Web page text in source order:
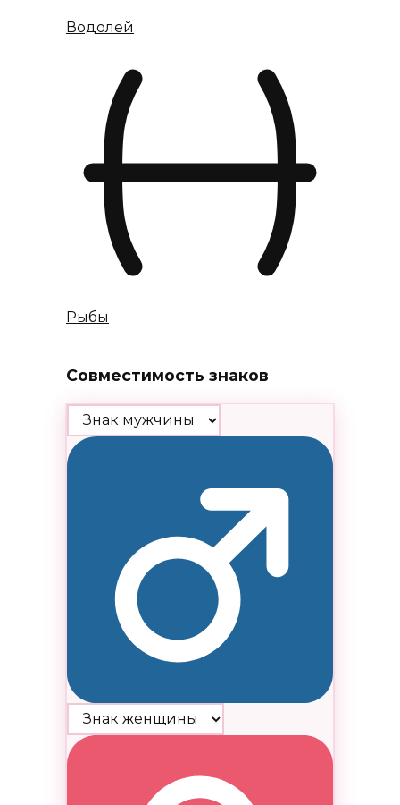
Водолей
Рыбы
Совместимость знаков